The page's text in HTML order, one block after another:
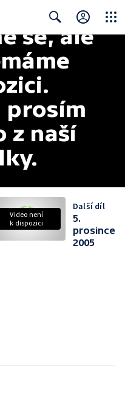
Search
se, ale
prosím
z naší
Video není
k dispozici
Další díl
5.
prosince
2005